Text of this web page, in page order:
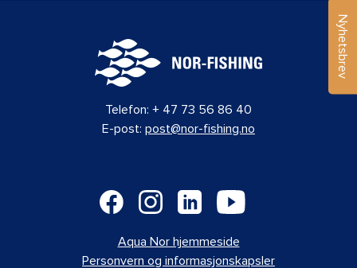
Nyhetsbrev
Telefon: + 47 73 56 86 40
E-post: post@nor-fishing.no
Aqua Nor hjemmeside
Personvern og informasjonskapsler